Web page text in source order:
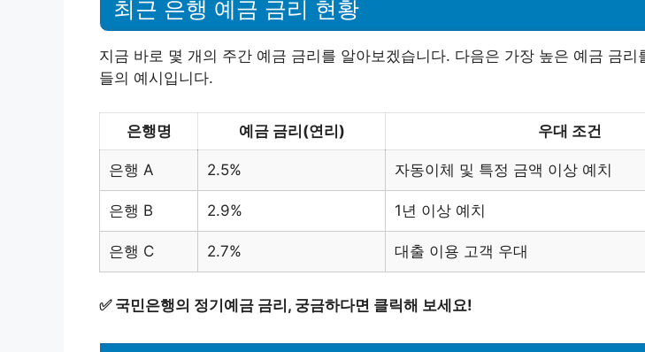
최근 은행 예금 금리 현황
지금 바로 몇 개의 주간 예금 금리를 알아보겠습니다. 다음은 가장 높은 예금 금리
들의 예시입니다.
은행명 예금 금리(연리) 우대 조건
은행 A 2.5% 자동이체 및 특정 금액 이상 예치
은행 B 2.9% 1년 이상 예치
은행 C 2.7% 대출 이용 고객 우대
✅ 국민은행의 정기예금 금리, 궁금하다면 클릭해 보세요!